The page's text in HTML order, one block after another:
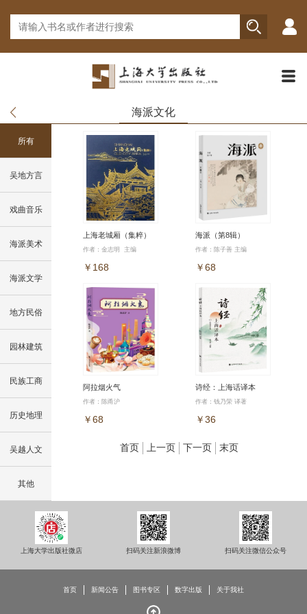
海派文化
所有
吴地方言
戏曲音乐
海派美术
海派文学
地方民俗
园林建筑
民族工商
历史地理
吴越人文
其他
上海老城厢（集粹）
作者：金志明 主编
￥168
海派（第8辑）
作者：陈子善 主编
￥68
阿拉烟火气
作者：陈甬沪
￥68
诗经：上海话译本
作者：钱乃荣 译著
￥36
首页 上一页 下一页 末页
上海大学出版社微店 扫码关注新浪微博 扫码关注微信公众号
首页 新闻公告 图书专区 数字出版 关于我社